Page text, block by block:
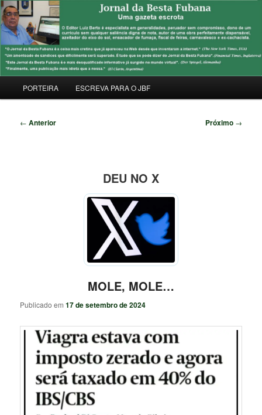
Pular
para
o
conteúdo
principalJORNAL DA BESTA FUBANA
Uma Gazeta Escrota
principal
PORTEIRA ESCREVA PARA O JBF
Navegação
← Anterior Próximo →
DEU NO X
MOLE, MOLE…
Publicado em17 de setembro de 2024